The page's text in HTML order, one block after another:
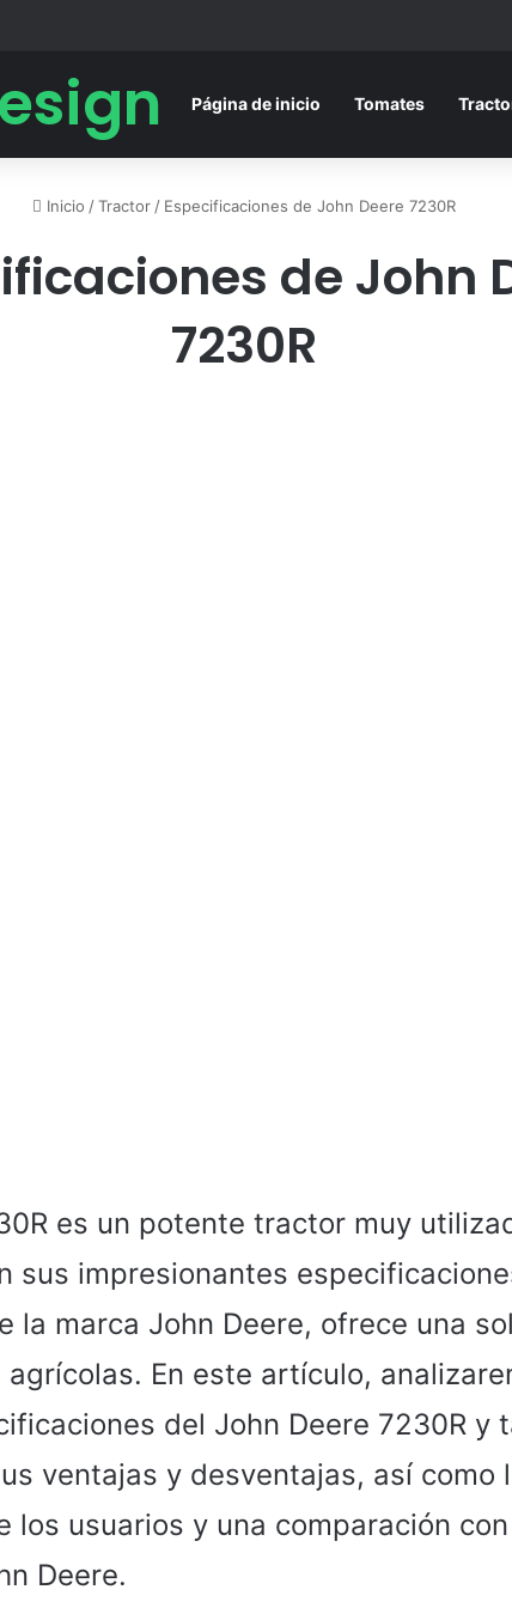
Página de inicio Tomates
Inicio /Tractor / Especificaciones de John Deere 7230R
de John
7230R
es un potente tractor muy
sus impresionantes
la marca John Deere, ofrece una
En este artículo,
del John Deere 7230R y
ventajas y desventajas, así como
los usuarios y una comparación
Deere.